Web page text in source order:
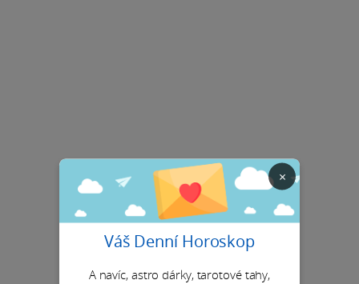
×
Váš Denní Horoskop
A navíc, astro dárky, tarotové tahy,